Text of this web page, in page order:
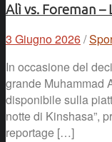
Alì vs. Foreman –
3 Giugno 2026/
In occasione del
grande Muhammad
disponibile sulla
notte di Kinshasa”,
reportage […]